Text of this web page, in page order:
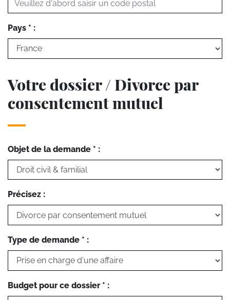
Pays * :
Votre dossier / Divorce par
consentement mutuel
Objet de la demande * :
Précisez :
Type de demande * :
Budget pour ce dossier * :